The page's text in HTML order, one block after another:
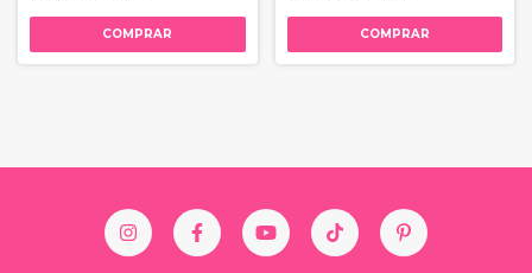
COMPRAR COMPRAR